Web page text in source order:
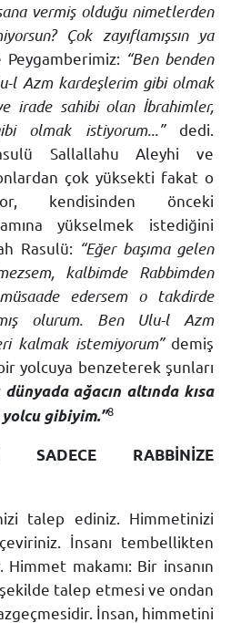
vermiş olduğu nimetlerden
Çok zayıflamışsın ya
“Ben benden
l Azm kardeşlerim gibi olmak
irade sahibi olan İbrahimler,
olmak istiyorum...”dedi.
Sallallahu Aleyhi ve
çok yüksekti fakat o
kendisinden önceki
yükselmek istediğini
Rasulü: “Eğer başıma gelen
kalbimde Rabbimden
edersem o takdirde
olurum. Ben Ulu-l Azm
kalmak istemiyorum”demiş
yolcuya benzeterek şunları
dünyada ağacın altında kısa
gibiyim.”8
SADECE RABBİNİZE
talep ediniz. Himmetinizi
İnsanı tembellikten
makamı: Bir insanın
talep etmesi ve ondan
İnsan, himmetini